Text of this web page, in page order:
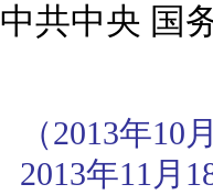
中共中央 国
（2013年
2013年11月